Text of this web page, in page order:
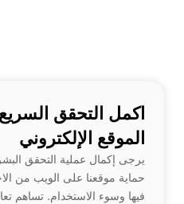
اكمل التحقق
الموقع الإلكتروني
يرجى إكمال عملية التحقق
حماية موقعنا على الويب من
فيها وسوء الاستخدام. تساهم